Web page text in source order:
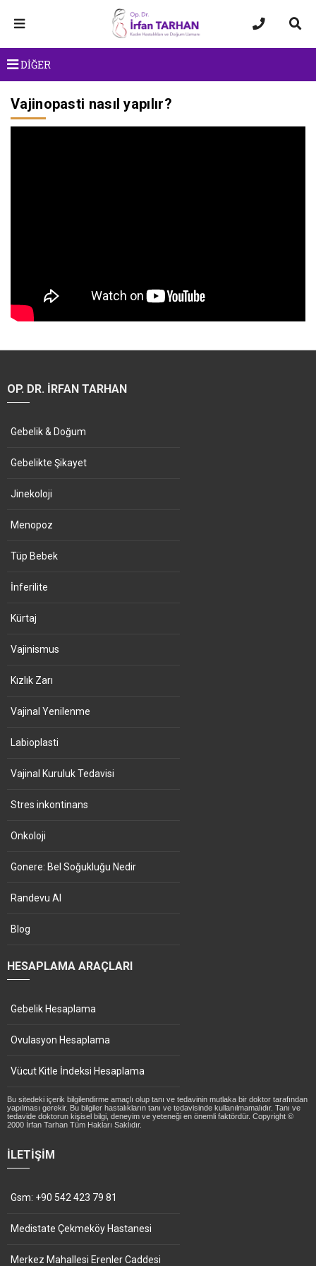
DİĞER
Vajinopasti nasıl yapılır?
OP. DR. İRFAN TARHAN
Gebelik & Doğum
Gebelikte Şikayet
Jinekoloji
Menopoz
Tüp Bebek
İnferilite
Kürtaj
Vajinismus
Kızlık Zarı
Vajinal Yenilenme
Labioplasti
Vajinal Kuruluk Tedavisi
Stres inkontinans
Onkoloji
Gonere: Bel Soğukluğu Nedir
Randevu Al
Blog
HESAPLAMA ARAÇLARI
Gebelik Hesaplama
Ovulasyon Hesaplama
Vücut Kitle İndeksi Hesaplama
Bu sitedeki içerik bilgilendirme amaçlı olup tanı ve tedavinin mutlaka bir doktor tarafından
yapılması gerekir. Bu bilgiler hastalıkların tanı ve tedavisinde kullanılmamalıdır. Tanı ve
tedavide doktorun kişisel bilgi, deneyim ve yeteneği en önemli faktördür. Copyright ©
2000 İrfan Tarhan Tüm Hakları Saklıdır.
İLETIŞIM
Gsm: +90 542 423 79 81
Medistate Çekmeköy Hastanesi
Merkez Mahallesi Erenler Caddesi